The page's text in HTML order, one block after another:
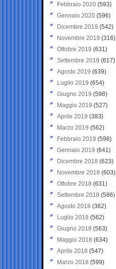
Febbraio 2020 (593)
Gennaio 2020 (596)
Dicembre 2019 (542)
Novembre 2019 (316)
Ottobre 2019 (631)
Settembre 2019 (617)
Agosto 2019 (639)
Luglio 2019 (654)
Giugno 2019 (598)
Maggio 2019 (527)
Aprile 2019 (383)
Marzo 2019 (562)
Febbraio 2019 (598)
Gennaio 2019 (641)
Dicembre 2018 (623)
Novembre 2018 (603)
Ottobre 2018 (631)
Settembre 2018 (586)
Agosto 2018 (362)
Luglio 2018 (562)
Giugno 2018 (563)
Maggio 2018 (634)
Aprile 2018 (547)
Marzo 2018 (599)